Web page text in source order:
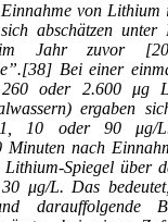
von Lithium
abschätzen unter
Jahr zuvor
Bei einer
oder 2.600 μg
ergaben
10 oder 90 μg/
nach
Spiegel über
μg/L. Das
darauffolgende